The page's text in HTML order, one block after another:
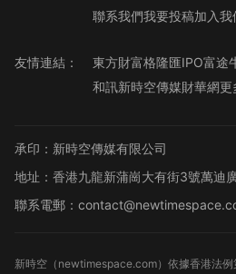
聯系我們我要投稿加入我
友情連結： 東方財富格隆匯IPO富途
和訊新時空傳媒財華網更
承印：新時空傳媒有限公司
地址：香港九龍新蒲崗大有街3號萬迪
聯系電郵：
新時空（ newtimespace.com）依據香港法